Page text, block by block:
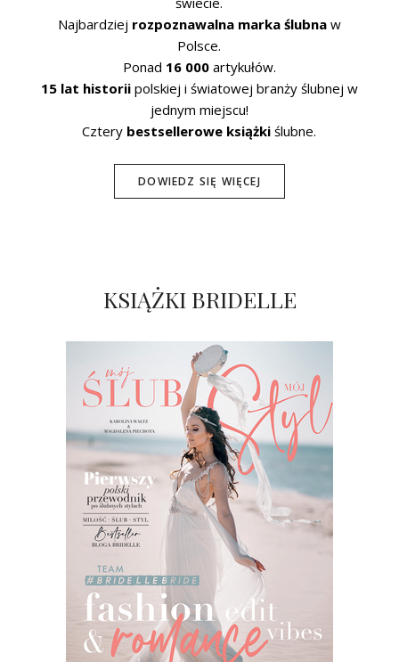
Najbardziej rozpoznawalna marka ślubnaw
Polsce.
Ponad 16 000artykułów.
15 lat historiipolskiej i światowej branży ślubnej w
jednym miejscu!
Cztery bestsellerowe książki ślubne.
DOWIEDZ SIĘ WIĘCEJ
KSIĄŻKI BRIDELLE